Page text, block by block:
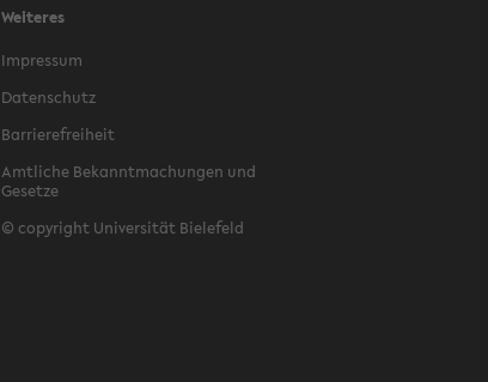
Weiteres
Impressum
Datenschutz
Barrierefreiheit
Amtliche Bekanntmachungen und
Gesetze
© copyright Universität Bielefeld